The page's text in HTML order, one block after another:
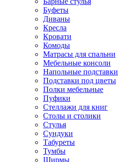
Буфеты
Диваны
Кресла
Кровати
Комоды
Матрасы для спальни
Мебельные консоли
Напольные подставки
Подставки под цветы
Полки мебельные
Пуфики
Стеллажи для книг
Столы и столики
Стулья
Сундуки
Табуреты
Тумбы
Ширмы